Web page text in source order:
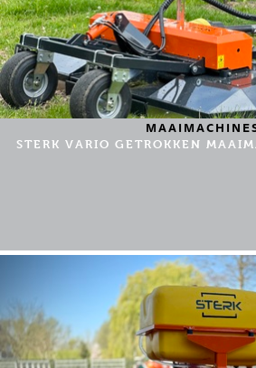
STERK VARIO GETROKKEN